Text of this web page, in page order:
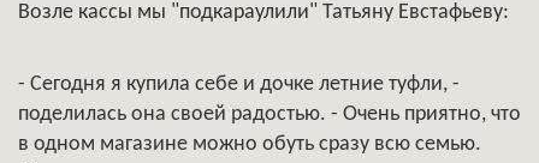
Возле кассы мы "подкараулили" Татьяну Евстафьеву:
- Сегодня я купила себе и дочке летние туфли, -
поделилась она своей радостью. - Очень приятно, что
в одном магазине можно обуть сразу всю семью.